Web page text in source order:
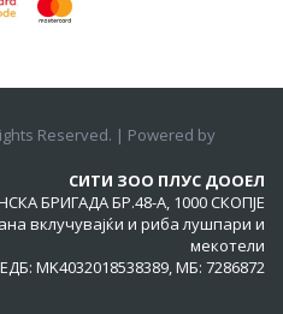
Reserved. | Powered by
СИТИ ЗОО ПЛУС ДООЕЛ
БРИГАДА БР.48-А, 1000 СКОПЈЕ
вклучувајќи и риба лушпари и
мекотели
ЕДБ: MK4032018538389, МБ: 7286872